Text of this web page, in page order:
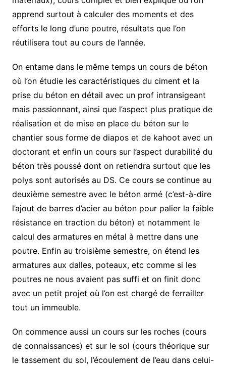
apprend surtout à calculer des moments et des
efforts le long d’une poutre, résultats que l’on
réutilisera tout au cours de l’année.
On entame dans le même temps un cours de béton
où l’on étudie les caractéristiques du ciment et la
prise du béton en détail avec un prof intransigeant
mais passionnant, ainsi que l’aspect plus pratique de
réalisation et de mise en place du béton sur le
chantier sous forme de diapos et de kahoot avec un
doctorant et enfin un cours sur l’aspect durabilité du
béton très poussé dont on retiendra surtout que les
polys sont autorisés au DS. Ce cours se continue au
deuxième semestre avec le béton armé (c’est-à-dire
l’ajout de barres d’acier au béton pour palier la faible
résistance en traction du béton) et notamment le
calcul des armatures en métal à mettre dans une
poutre. Enfin au troisième semestre, on étend les
armatures aux dalles, poteaux, etc comme si les
poutres ne nous avaient pas suffi et on finit donc
avec un petit projet où l’on est chargé de ferrailler
tout un immeuble.
On commence aussi un cours sur les roches (cours
de connaissances) et sur le sol (cours théorique sur
le tassement du sol, l’écoulement de l’eau dans celui-